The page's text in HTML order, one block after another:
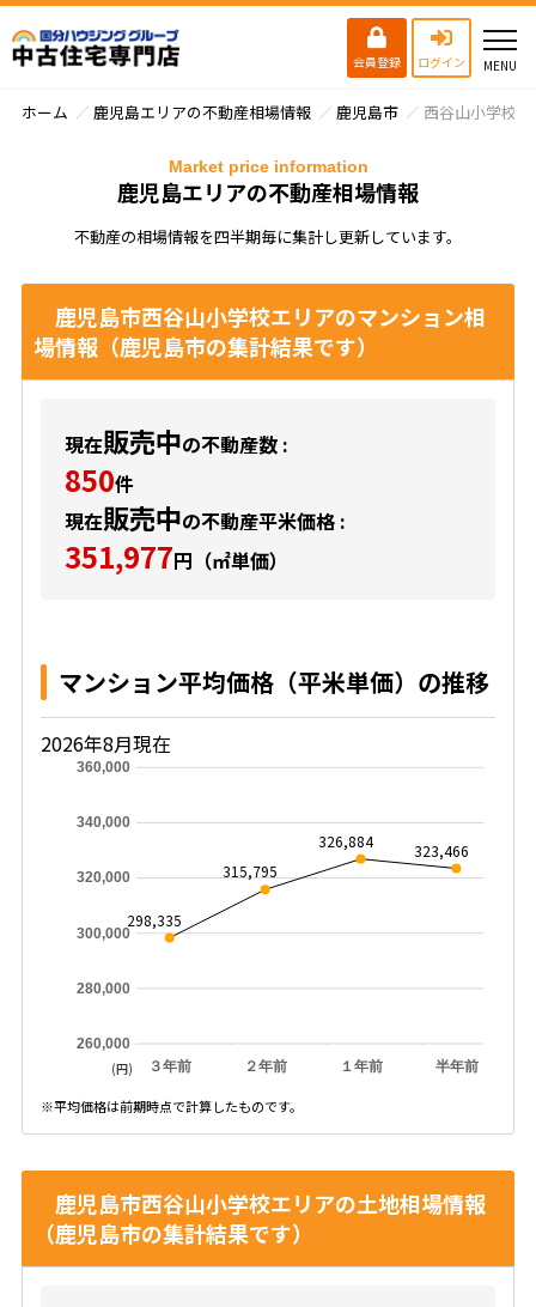
会員登録 ログイン
ホーム 鹿児島エリアの不動産相場情報 鹿児島市 西谷山小学校
鹿児島エリアの不動産相場情報
Market price information
不動産の相場情報を四半期毎に集計し更新しています。
鹿児島市西谷山小学校エリアのマンション相
場情報（鹿児島市の集計結果です）
現在販売中の不動産数 :
850件
現在販売中の不動産平米価格 :
351,977円（㎡単価）
マンション平均価格（平米単価）の推移
2026年8月現在
３年前 ２年前 １年前 半年前
260,000
280,000
300,000
320,000
340,000
360,000
298,335
315,795
326,884 323,466
(円)
※平均価格は前期時点で計算したものです。
鹿児島市西谷山小学校エリアの土地相場情報
（鹿児島市の集計結果です）